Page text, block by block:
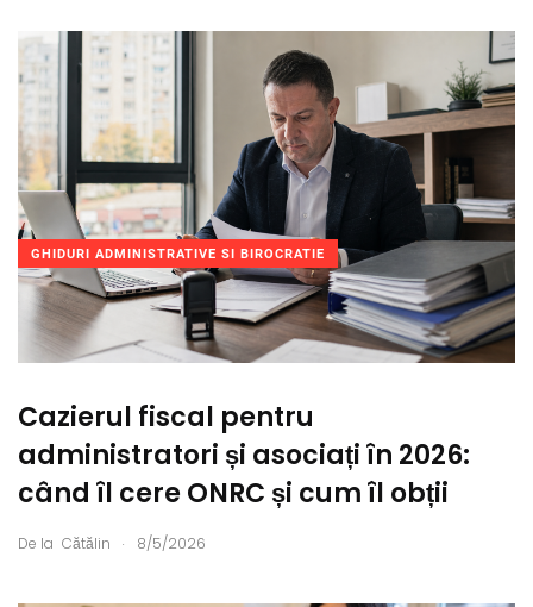
GHIDURI ADMINISTRATIVE SI BIROCRATIE
Cazierul fiscal pentru
administratori și asociați în 2026:
când îl cere ONRC și cum îl obții
De la Cătălin . 8/5/2026